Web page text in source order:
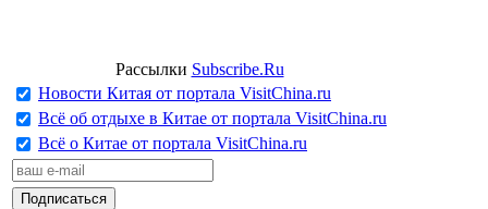
Рассылки Subscribe.Ru
Новости Китая от портала VisitChina.ru
Всё об отдыхе в Китае от портала VisitChina.ru
Всё о Китае от портала VisitChina.ru